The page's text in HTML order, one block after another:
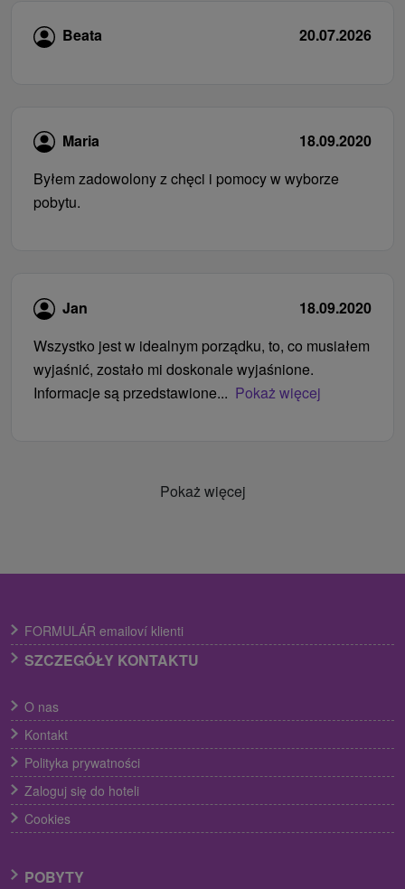
Beata 20.07.2026
Maria
18.09.2020
Byłem zadowolony z chęci i pomocy w wyborze
pobytu.
Jan
18.09.2020
Wszystko jest w idealnym porządku, to, co musiałem
wyjaśnić, zostało mi doskonale wyjaśnione.
Informacje są przedstawione... Pokaż więcej
Pokaż więcej
FORMULÁR emailoví klienti
SZCZEGÓŁY KONTAKTU
O nas
Kontakt
Polityka prywatności
Zaloguj się do hoteli
Cookies
POBYTY